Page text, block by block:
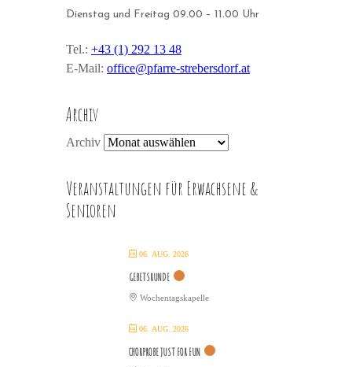
Dienstag und Freitag 09.00 – 11.00 Uhr
Tel.: +43 (1) 292 13 48
E-Mail: office@pfarre-strebersdorf.at
Archiv
Archiv
Veranstaltungen für Erwachsene &
Senioren
06. AUG. 2026
GEBETSRUNDE
Wochentagskapelle
06. AUG. 2026
CHORPROBE JUST FOR FUN